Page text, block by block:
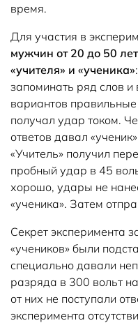
время.
Для участия в
мужчин от 20 до 50 лет
«учителя» и «ученика»
запоминать ряд слов
вариантов
получал удар током.
ответов давал
«Учитель» получил
пробный удар в 45
хорошо, удары не
«ученика». Затем
Секрет эксперимента
«учеников» были
специально давали
разряда в 300 вольт
от них не поступали
эксперимента